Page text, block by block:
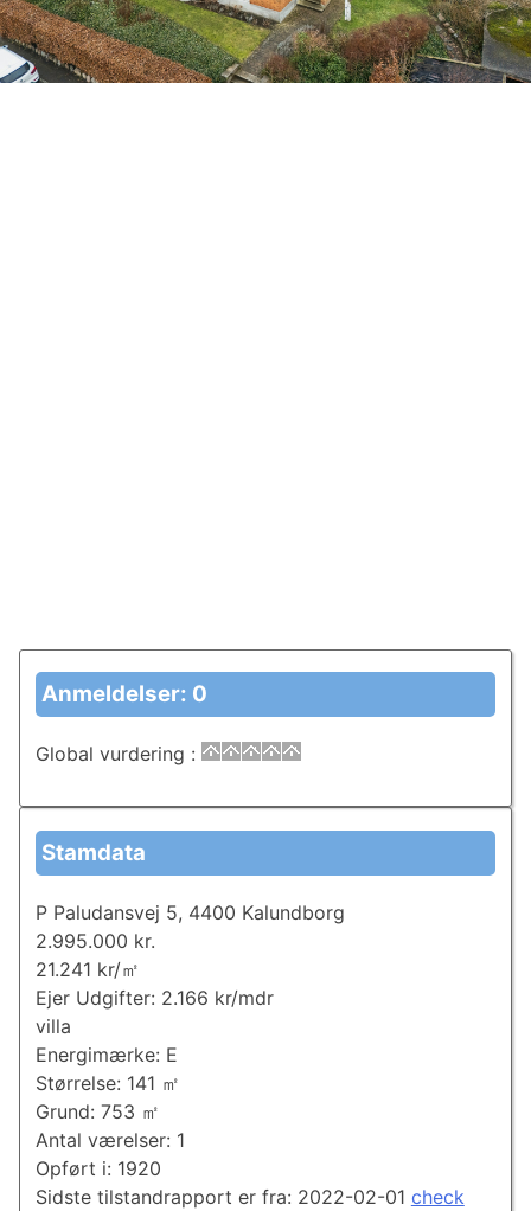
Anmeldelser: 0
Global vurdering :
Stamdata
P Paludansvej 5, 4400 Kalundborg
2.995.000 kr.
21.241 kr/㎡
Ejer Udgifter: 2.166 kr/mdr
villa
Energimærke: E
Størrelse: 141 ㎡
Grund: 753 ㎡
Antal værelser: 1
Opført i: 1920
Sidste tilstandrapport er fra: 2022-02-01 check